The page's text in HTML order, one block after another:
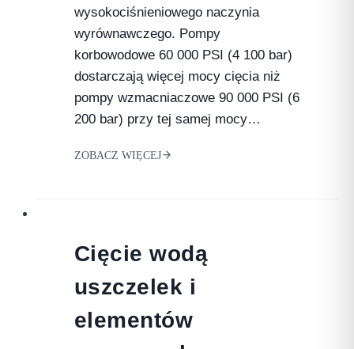
wysokociśnieniowego naczynia
wyrównawczego. Pompy
korbowodowe 60 000 PSI (4 100 bar)
dostarczają więcej mocy cięcia niż
pompy wzmacniaczowe 90 000 PSI (6
200 bar) przy tej samej mocy…
ZOBACZ WIĘCEJ
Cięcie wodą
uszczelek i
elementów